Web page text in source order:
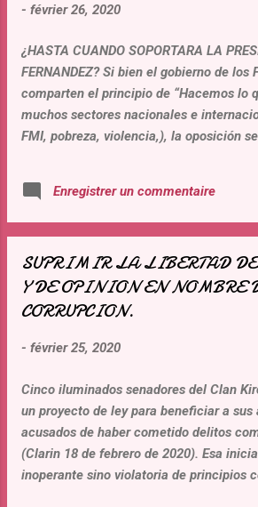
- février 26, 2020
¿HASTA CUANDO SOPORTARA LA
FERNANDEZ? Si bien el gobierno de los
comparten el principio de “Hacemos lo
muchos sectores nacionales e
FMI, pobreza, violencia,), la oposición
cumbre del Estado. Los desafíos a la
Presidente Fernández, la presión
ideológicos”, una oposición sin reservas
en juego la seguridad jurídica, el orden
de lucha contra la corrupción del actual
abogado Fernández se encuentra solo
opone al nefasto proyecto de una ley
interior de su gabinete y entre sus
oposición es ellos mismos...
Enregistrer un commentaire
SUPRIMIR LA LIBERTAD
Y DE OPINION EN NOMBRE
CORRUPCION.
- février 25, 2020
Cinco iluminados senadores del Clan
un proyecto de ley para beneficiar a
acusados de haber cometido delitos
(Clarin 18 de febrero de 2020). Esa
inoperante sino violatoria de principios